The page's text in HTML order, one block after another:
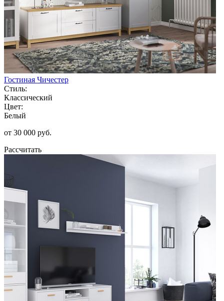
Гостиная Чичестер
Стиль:
Классический
Цвет:
Белый
от 30 000 руб.
Рассчитать